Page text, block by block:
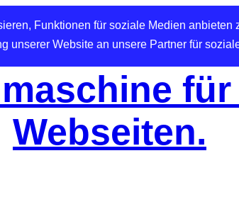
Funktionen für soziale Medien anbieten
unserer Website an unsere Partner für
für
Webseiten.